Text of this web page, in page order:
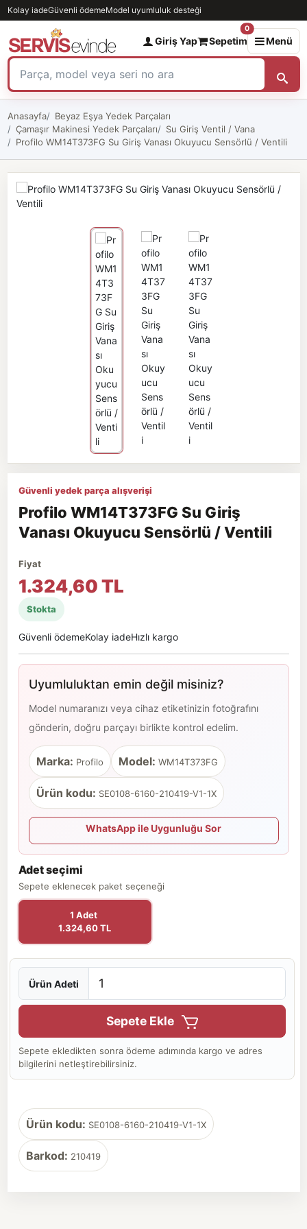
Kolay iadeGüvenli ödemeModel uyumluluk desteği
Giriş Yap Sepetim
0
Menü
Anasayfa
Beyaz Eşya Yedek Parçaları
Çamaşır Makinesi Yedek Parçaları
Su Giriş Ventil / Vana
Profilo WM14T373FG Su Giriş Vanası Okuyucu Sensörlü / Ventili
Güvenli yedek parça alışverişi
Profilo WM14T373FG Su Giriş
Vanası Okuyucu Sensörlü / Ventili
Fiyat
1.324,60 TL
Stokta
Güvenli ödemeKolay iadeHızlı kargo
Uyumluluktan emin değil misiniz?
Model numaranızı veya cihaz etiketinizin fotoğrafını
gönderin, doğru parçayı birlikte kontrol edelim.
Marka: Profilo Model: WM14T373FG
Ürün kodu: SE0108-6160-210419-V1-1X
WhatsApp ile Uygunluğu Sor
Adet seçimi
Sepete eklenecek paket seçeneği
1 Adet
1.324,60 TL
Ürün Adeti
Sepete Ekle
Sepete ekledikten sonra ödeme adımında kargo ve adres
bilgilerini netleştirebilirsiniz.
Ürün kodu: SE0108-6160-210419-V1-1X
Barkod: 210419